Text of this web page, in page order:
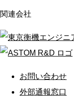
関連会社
お問い合わせ
外部通報窓口